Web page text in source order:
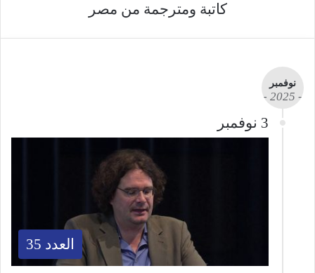
كاتبة ومترجمة من مصر
نوفمبر
- 2025 -
3 نوفمبر
العدد 35